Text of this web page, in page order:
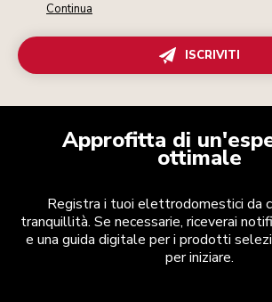
Continua
ISCRIVITI
Approfitta di
ottimale
Registra i tuoi elettrodomestici da
tranquillità. Se necessarie, riceverai
e una guida digitale per i prodotti
per iniziare.